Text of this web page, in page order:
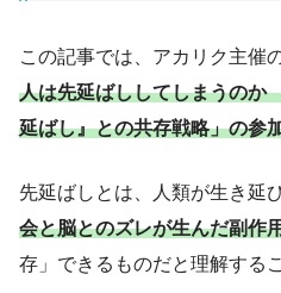
この記事では、アカリク主催
人は先延ばししてしまうの
延ばし』との共存戦略」の参
先延ばしとは、人類が生き延
会と脳とのズレが生んだ副作
存」できるものだと理解する